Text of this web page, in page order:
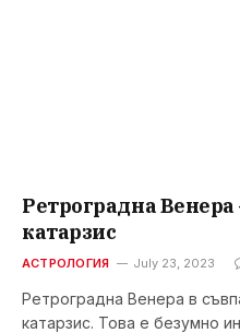
Ретроградна
катарзис
АСТРОЛОГИЯ July 23, 2023
Ретроградна Венера в
катарзис. Това е безумно